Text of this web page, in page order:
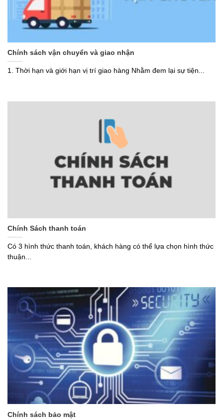
Chính sách vận chuyển và giao nhận
1. Thời hạn và giới hạn vị trí giao hàng Nhằm đem lại sự tiện...
Chính Sách thanh toán
Có 3 hình thức thanh toán, khách hàng có thể lựa chọn hình thức
thuận...
Chính sách bảo mật